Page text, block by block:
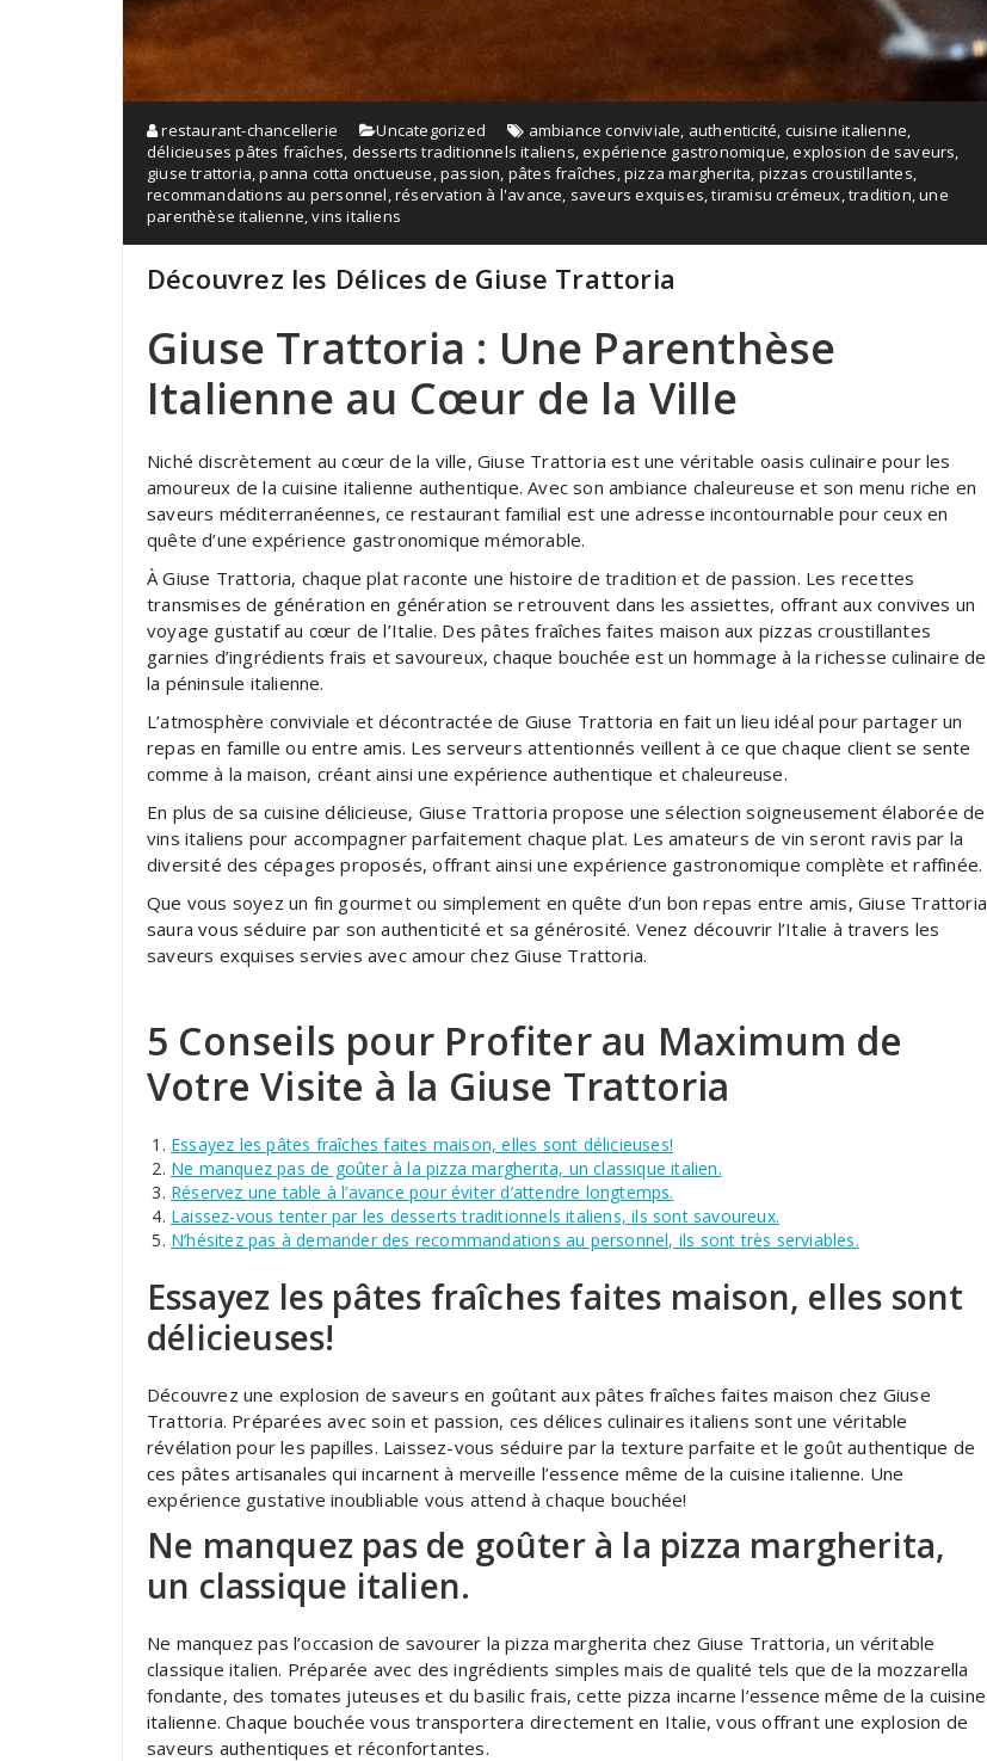
restaurant-chancellerie Uncategorized ambiance conviviale, authenticité, cuisine italienne,
délicieuses pâtes fraîches, desserts traditionnels italiens,expérience gastronomique,explosion de saveurs,
giuse trattoria,panna cotta onctueuse,passion, pâtes fraîches,pizza margherita, pizzas croustillantes,
recommandations au personnel,réservation à l'avance, saveurs exquises,tiramisu crémeux,tradition,une
parenthèse italienne,vins italiens
Découvrez les Délices de Giuse Trattoria
Giuse Trattoria : Une Parenthèse
Italienne au Cœur de la Ville
Niché discrètement au cœur de la ville, Giuse Trattoria est une véritable oasis culinaire pour les
amoureux de la cuisine italienne authentique. Avec son ambiance chaleureuse et son menu riche en
saveurs méditerranéennes, ce restaurant familial est une adresse incontournable pour ceux en
quête d’une expérience gastronomique mémorable.
À Giuse Trattoria, chaque plat raconte une histoire de tradition et de passion. Les recettes
transmises de génération en génération se retrouvent dans les assiettes, offrant aux convives un
voyage gustatif au cœur de l’Italie. Des pâtes fraîches faites maison aux pizzas croustillantes
garnies d’ingrédients frais et savoureux, chaque bouchée est un hommage à la richesse culinaire de
la péninsule italienne.
L’atmosphère conviviale et décontractée de Giuse Trattoria en fait un lieu idéal pour partager un
repas en famille ou entre amis. Les serveurs attentionnés veillent à ce que chaque client se sente
comme à la maison, créant ainsi une expérience authentique et chaleureuse.
En plus de sa cuisine délicieuse, Giuse Trattoria propose une sélection soigneusement élaborée de
vins italiens pour accompagner parfaitement chaque plat. Les amateurs de vin seront ravis par la
diversité des cépages proposés, offrant ainsi une expérience gastronomique complète et raffinée.
Que vous soyez un fin gourmet ou simplement en quête d’un bon repas entre amis, Giuse Trattoria
saura vous séduire par son authenticité et sa générosité. Venez découvrir l’Italie à travers les
saveurs exquises servies avec amour chez Giuse Trattoria.
5 Conseils pour Profiter au Maximum de
Votre Visite à la Giuse Trattoria
Essayez les pâtes fraîches faites maison, elles sont délicieuses!
Ne manquez pas de goûter à la pizza margherita, un classique italien.
Réservez une table à l’avance pour éviter d’attendre longtemps.
Laissez-vous tenter par les desserts traditionnels italiens, ils sont savoureux.
N’hésitez pas à demander des recommandations au personnel, ils sont très serviables.
Essayez les pâtes fraîches faites maison, elles sont
délicieuses!
Découvrez une explosion de saveurs en goûtant aux pâtes fraîches faites maison chez Giuse
Trattoria. Préparées avec soin et passion, ces délices culinaires italiens sont une véritable
révélation pour les papilles. Laissez-vous séduire par la texture parfaite et le goût authentique de
ces pâtes artisanales qui incarnent à merveille l’essence même de la cuisine italienne. Une
expérience gustative inoubliable vous attend à chaque bouchée!
Ne manquez pas de goûter à la pizza margherita,
un classique italien.
Ne manquez pas l’occasion de savourer la pizza margherita chez Giuse Trattoria, un véritable
classique italien. Préparée avec des ingrédients simples mais de qualité tels que de la mozzarella
fondante, des tomates juteuses et du basilic frais, cette pizza incarne l’essence même de la cuisine
italienne. Chaque bouchée vous transportera directement en Italie, vous offrant une explosion de
saveurs authentiques et réconfortantes.